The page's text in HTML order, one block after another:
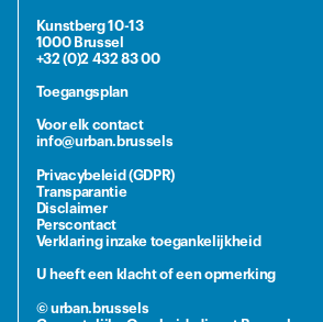
Kunstberg 10-13
1000 Brussel
+32 (0)2 432 83 00
Toegangsplan
Voor elk contact
info@urban.brussels
Privacybeleid (GDPR)
Transparantie
Disclaimer
Perscontact
Verklaring inzake toegankelijkheid
U heeft een klacht of een opmerking
© urban.brussels